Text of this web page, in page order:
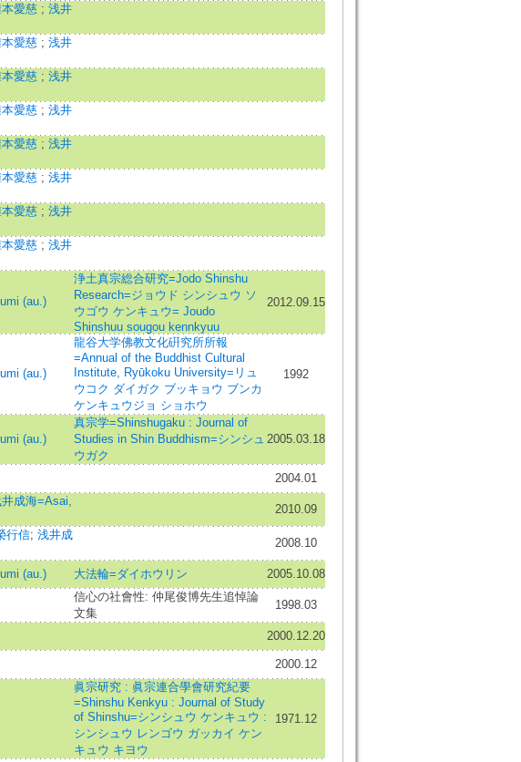
愛慈 ; 浅井
愛慈 ; 浅井
愛慈 ; 浅井
愛慈 ; 浅井
愛慈 ; 浅井
愛慈 ; 浅井
愛慈 ; 浅井
愛慈 ; 浅井
(au.)
浄土真宗総合研究=Jodo Shinshu
Research=ジョウド シンシュウ ソ
ウゴウ ケンキュウ= Joudo
Shinshuu sougou kennkyuu
2012.09.15
(au.)
龍谷大学佛教文化硏究所所報
=Annual of the Buddhist Cultural
Institute, Ryūkoku University=リュ
ウコク ダイガク ブッキョウ ブンカ
ケンキュウジョ ショホウ
1992
(au.)
真宗学=Shinshugaku : Journal of
Studies in Shin Buddhism=シンシュ
ウガク
2005.03.18
2004.01
成海=Asai,
2010.09
行信; 浅井成
2008.10
(au.) 大法輪=ダイホウリン 2005.10.08
信心の社會性: 仲尾俊博先生追悼論
文集
1998.03
2000.12.20
2000.12
眞宗研究 : 眞宗連合學會研究紀要
=Shinshu Kenkyu : Journal of Study
of Shinshu=シンシュウ ケンキュウ :
シンシュウ レンゴウ ガッカイ ケン
キュウ キヨウ
1971.12